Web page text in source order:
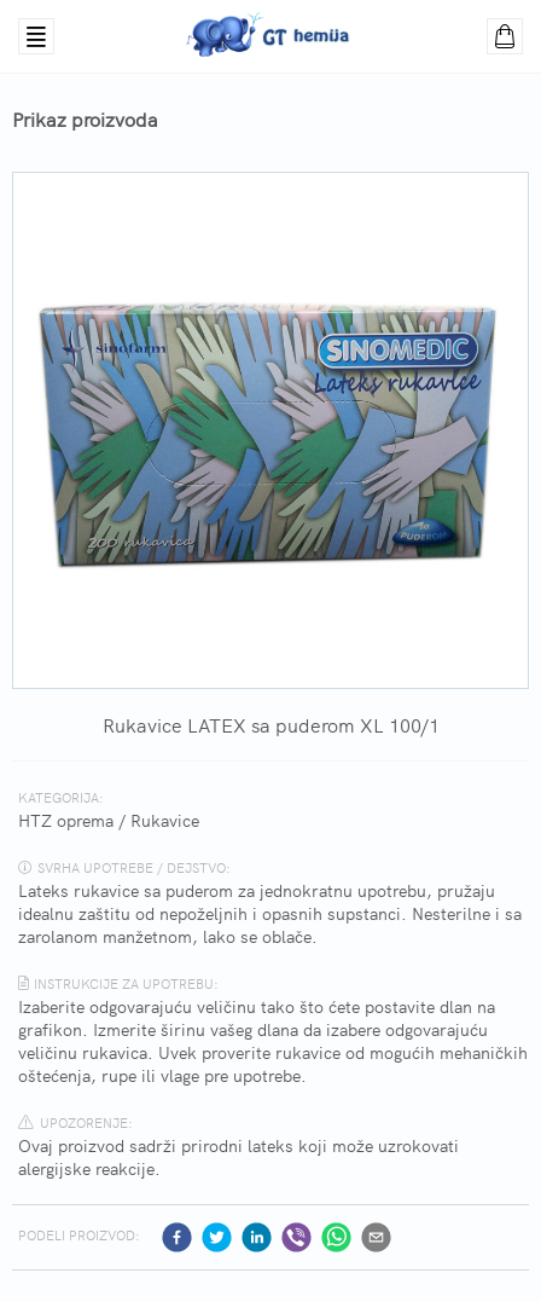
Prikaz proizvoda
Rukavice LATEX sa puderom XL 100/1
KATEGORIJA:
HTZ oprema / Rukavice
SVRHA UPOTREBE / DEJSTVO:
Lateks rukavice sa puderom za jednokratnu upotrebu, pružaju
idealnu zaštitu od nepoželjnih i opasnih supstanci. Nesterilne i sa
zarolanom manžetnom, lako se oblače.
INSTRUKCIJE ZA UPOTREBU:
Izaberite odgovarajuću veličinu tako što ćete postavite dlan na
grafikon. Izmerite širinu vašeg dlana da izabere odgovarajuću
veličinu rukavica. Uvek proverite rukavice od mogućih mehaničkih
oštećenja, rupe ili vlage pre upotrebe.
UPOZORENJE:
Ovaj proizvod sadrži prirodni lateks koji može uzrokovati
alergijske reakcije.
PODELI PROIZVOD: